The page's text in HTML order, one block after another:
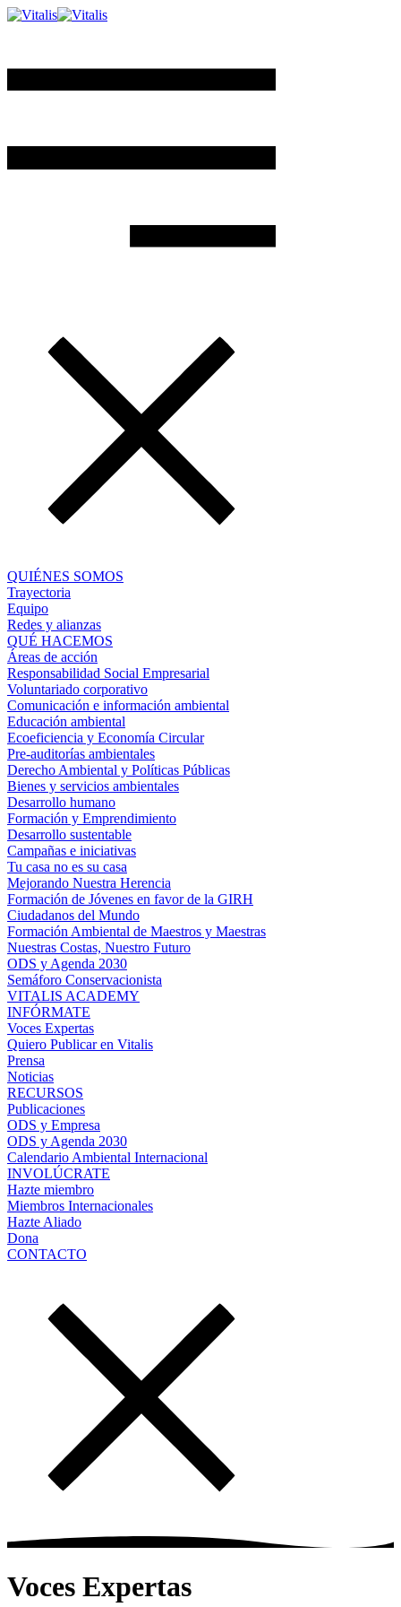
QUIÉNES SOMOS
Trayectoria
Equipo
Redes y alianzas
QUÉ HACEMOS
Áreas de acción
Responsabilidad Social Empresarial
Voluntariado corporativo
Comunicación e información ambiental
Educación ambiental
Ecoeficiencia y Economía Circular
Pre-auditorías ambientales
Derecho Ambiental y Políticas Públicas
Bienes y servicios ambientales
Desarrollo humano
Formación y Emprendimiento
Desarrollo sustentable
Campañas e iniciativas
Tu casa no es su casa
Mejorando Nuestra Herencia
Formación de Jóvenes en favor de la GIRH
Ciudadanos del Mundo
Formación Ambiental de Maestros y Maestras
Nuestras Costas, Nuestro Futuro
ODS y Agenda 2030
Semáforo Conservacionista
VITALIS ACADEMY
INFÓRMATE
Voces Expertas
Quiero Publicar en Vitalis
Prensa
Noticias
RECURSOS
Publicaciones
ODS y Empresa
ODS y Agenda 2030
Calendario Ambiental Internacional
INVOLÚCRATE
Hazte miembro
Miembros Internacionales
Hazte Aliado
Dona
CONTACTO
Voces Expertas